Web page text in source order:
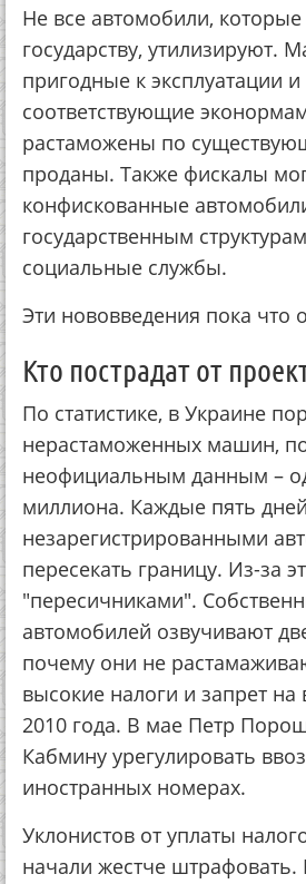
Не все автомобили,
государству, утилизируют.
пригодные к эксплуатации и
соответствующие
растаможены по
проданы. Также фискалы
конфискованные
государственным
социальные службы.
Эти нововведения пока что
Кто пострадат от
По статистике, в Украине
нерастаможенных машин,
неофициальным данным –
миллиона. Каждые пять
незарегистрированными
пересекать границу. Из-за
"пересичниками".
автомобилей озвучивают
почему они не
высокие налоги и запрет на
2010 года. В мае Петр
Кабмину урегулировать
иностранных номерах.
Уклонистов от уплаты
начали жестче штрафовать.